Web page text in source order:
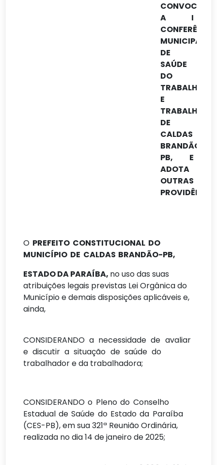
CONVOCA
A I
CONFERÊNCIA
MUNICIPAL
DE
SAÚDE
DO
E
DE
CALDAS
BRANDÃO-
PB, E
ADOTA
OUTRAS
O PREFEITO CONSTITUCIONAL DO
MUNICÍPIO DE CALDAS BRANDÃO-PB,
ESTADO DA PARAÍBA, no uso das suas
atribuições legais previstas Lei Orgânica do
Município e demais disposições aplicáveis e,
ainda,
CONSIDERANDO a necessidade de avaliar
e discutir a situação de saúde do
trabalhador e da trabalhadora;
CONSIDERANDO o Pleno do Conselho
Estadual de Saúde do Estado da Paraíba
(CES-PB), em sua 321ª Reunião Ordinária,
realizada no dia 14 de janeiro de 2025;